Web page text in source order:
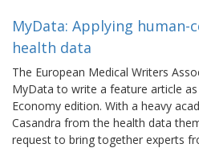
MyData: Applying
health data
The European Medical Writers
MyData to write a feature article
Economy edition. With a heavy
Casandra from the health data
request to bring together experts